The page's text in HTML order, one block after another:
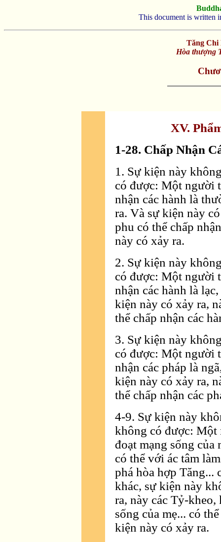
This document is written
Tăng Chi
Hòa thượng
XV.
1-28. Chấp Nhận
1. Sự kiện này
có được: Một người
nhận các hành là
ra. Và sự kiện này
phu có thể chấp
này có xảy ra.
2. Sự kiện này
có được: Một người
nhận các hành là
kiện này có xảy ra,
thể chấp nhận các
3. Sự kiện này
có được: Một người
nhận các pháp là
kiện này có xảy ra,
thể chấp nhận các
4-9. Sự kiện này
không có được: Một
đoạt mạng sống của
có thể với ác tâm
phá hòa hợp
khác, sự kiện này
ra, này các Tỷ-kheo,
sống của mẹ... có
kiện này có xảy ra.